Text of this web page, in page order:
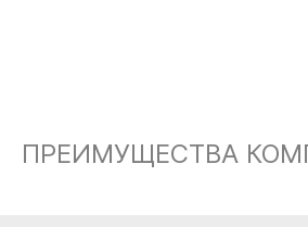
ПРЕИМУЩЕСТВА